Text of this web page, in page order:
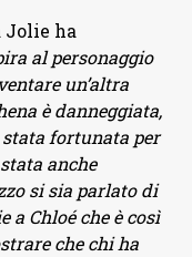
Jolie ha
al personaggio
un’altra
è danneggiata,
fortunata per
anche
si sia parlato di
a Chloé che è così
che chi ha